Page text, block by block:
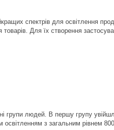
спектрів для освітлення
товарів. Для їх створення
групи людей. В першу групу
з загальним рівнем